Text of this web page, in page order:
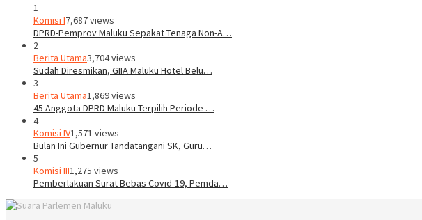
1
Komisi I7,687 views
DPRD-Pemprov Maluku Sepakat Tenaga Non-A…
2
Berita Utama3,704 views
Sudah Diresmikan, GIIA Maluku Hotel Belu…
3
Berita Utama1,869 views
45 Anggota DPRD Maluku Terpilih Periode …
4
Komisi IV1,571 views
Bulan Ini Gubernur Tandatangani SK, Guru…
5
Komisi III1,275 views
Pemberlakuan Surat Bebas Covid-19, Pemda…